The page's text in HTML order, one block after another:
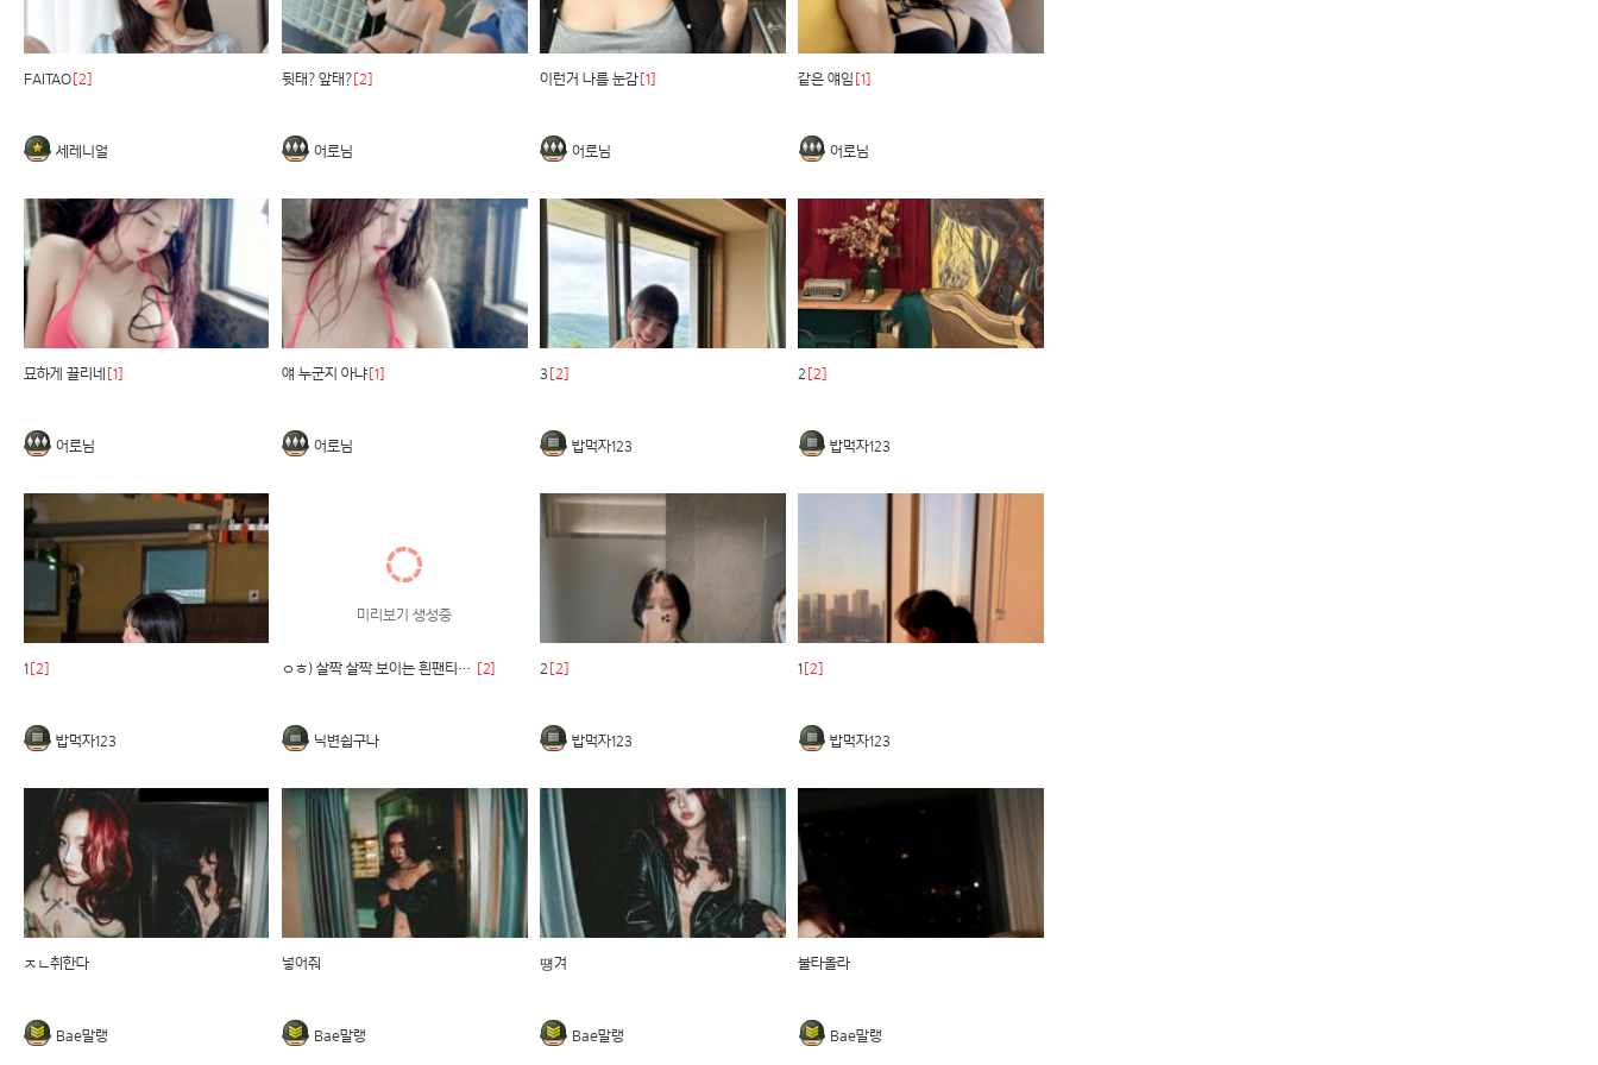
FAITAO[2]
세레니얼
뒷태? 앞태?[2]
어로님
이런거 나름 눈감[1]
어로님
같은 얘임 [1]
어로님
묘하게 끌리네 [1]
어로님
얘 누군지 아냐[1]
어로님
3 [2]
밥먹자123
2 [2]
밥먹자123
1[2]
밥먹자123
미리보기 생성중
ㅇㅎ) 살짝 살짝 보이는 흰팬티가 압권임 [2]
닉변쉽구나
2 [2]
밥먹자123
1[2]
밥먹자123
ㅈㄴ취한다
Bae말랭
넣어줘
Bae말랭
떙겨
Bae말랭
불타올라
Bae말랭